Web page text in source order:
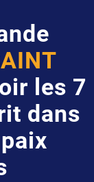
les 7
dans